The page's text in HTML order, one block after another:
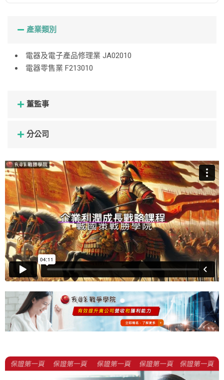
產業類別
電器及電子產品修理業 JA02010
電器零售業 F213010
董監事
分公司